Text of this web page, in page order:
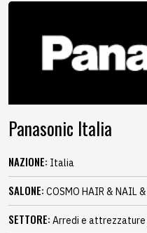
Panasonic Italia
NAZIONE: Italia
SALONE: COSMO HAIR & NAIL
SETTORE: Arredi e